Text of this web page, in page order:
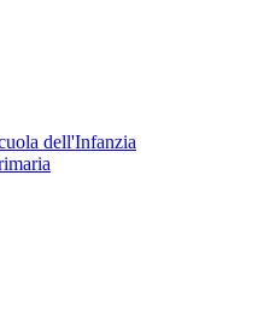
dell'Infanzia